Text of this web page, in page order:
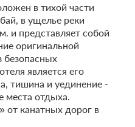
в тихой части
в ущелье реки
и представляет собой
оригинальной
безопасных
является его
тишина и уединение -
места отдыха.
от канатных дорог в